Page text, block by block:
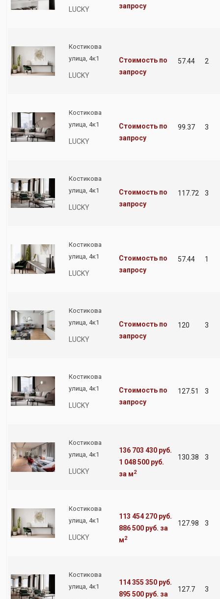
LUCKY запросу
Костикова
улица, 4к1
LUCKY
Стоимость по
запросу
57.44 2
Костикова
улица, 4к1
LUCKY
Стоимость по
запросу
99.37 3
Костикова
улица, 4к1
LUCKY
Стоимость по
запросу
117.72 3
Костикова
улица, 4к1
LUCKY
Стоимость по
запросу
57.44 1
Костикова
улица, 4к1
LUCKY
Стоимость по
запросу
120 3
Костикова
улица, 4к1
LUCKY
Стоимость по
запросу
127.51 3
Костикова
улица, 4к1
LUCKY
136 703 430 руб.
1 048 500 руб.
за м2
130.38 3
Костикова
улица, 4к1
LUCKY
113 454 270 руб.
886 500 руб. за
м2
127.98 3
Костикова
улица, 4к1
114 355 350 руб.
895 500 руб. за
127.7 3